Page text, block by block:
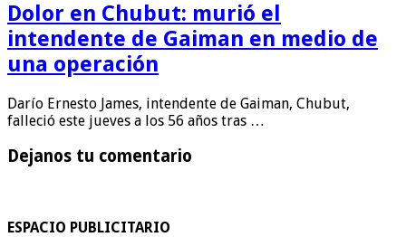
Dolor en Chubut: murió el
intendente de Gaiman en medio de
una operación
Darío Ernesto James, intendente de Gaiman, Chubut,
falleció este jueves a los 56 años tras …
Dejanos tu comentario
ESPACIO PUBLICITARIO